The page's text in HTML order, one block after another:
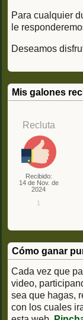
Para cualquier
le
Deseamos
Mis galones
Recluta
Recibido:
14 de Nov. de
2024
1
Cómo ganar
Cada vez que
video,
sea que hagas,
con los cuales